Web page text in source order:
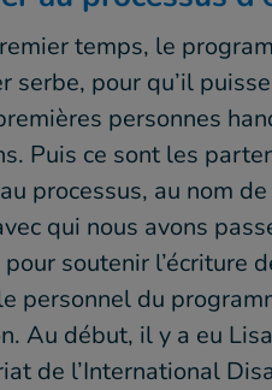
temps, le
serbe, pour qu’il
personnes
Puis ce sont les
processus, au nom
qui nous avons
soutenir l’écriture
personnel du
Au début, il y a eu
de l’International